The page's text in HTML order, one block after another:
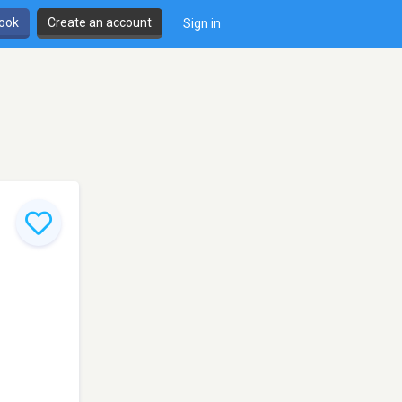
Create an account Sign in